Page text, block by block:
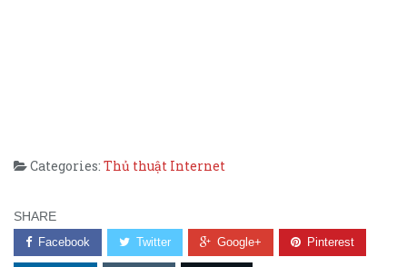
Categories: Thủ thuật Internet
SHARE
Facebook Twitter Google+ Pinterest